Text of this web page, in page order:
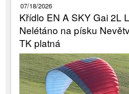
07/18/2026
Křídlo EN A SKY Gai 2L
Nelétáno na písku
TK platná